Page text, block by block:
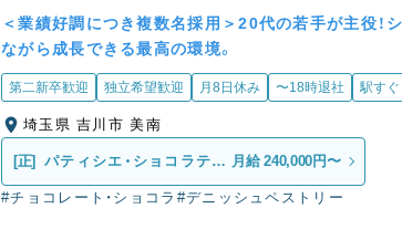
＜業績好調につき複数名採用＞20代の若手が主役！
ながら成長できる最高の環境。
第二新卒歓迎 独立希望歓迎 月8日休み 〜18時退社 駅すぐ
埼玉県 吉川市 美南
[正]
パティシエ・ショコラティ
エ
月給 240,000円〜
#チョコレート・ショコラ #デニッシュペストリー